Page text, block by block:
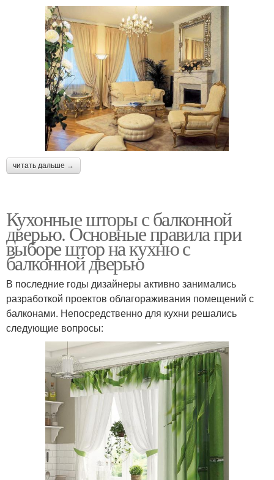
читать дальше →
Кухонные шторы с балконной
дверью. Основные правила при
выборе штор на кухню с
балконной дверью
В последние годы дизайнеры активно занимались
разработкой проектов облагораживания помещений с
балконами. Непосредственно для кухни решались
следующие вопросы: